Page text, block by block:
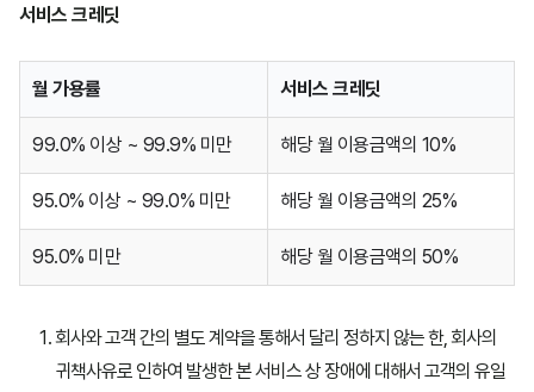
서비스 크레딧
월 가용률 서비스 크레딧
99.0% 이상 ~ 99.9% 미만 해당 월 이용금액의 10%
95.0% 이상 ~ 99.0% 미만 해당 월 이용금액의 25%
95.0% 미만 해당 월 이용금액의 50%
회사와 고객 간의 별도 계약을 통해서 달리 정하지 않는 한, 회사의
귀책사유로 인하여 발생한 본 서비스 상 장애에 대해서 고객의 유일